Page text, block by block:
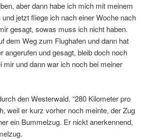
aber dann habe ich mich mit meinem
jetzt fliege ich nach einer Woche nach
gesagt, sowas muss ich nicht haben.
dem Weg zum Flughafen und dann hat
angerufen und gesagt, bleib doch noch
mir und dann war ich noch bei meiner
den Westerwald. “280 Kilometer pro
weil er kurz vorher noch meinte, der Zug
ein Bummelzug. Er nickt anerkennend.